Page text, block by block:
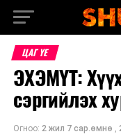
ЦАГ ҮЕ
ЭХЭМҮТ:
сэргийлэх
Огноо: 2 жил 7 сар.өмнө ,